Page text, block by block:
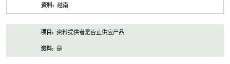
越南
资料提供者是否正供应产品
是